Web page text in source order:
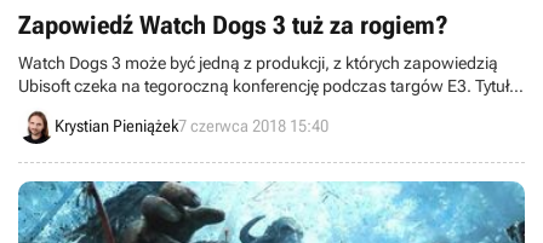
Zapowiedź Watch Dogs 3 tuż za rogiem?
Watch Dogs 3 może być jedną z produkcji, z których zapowiedzią
Ubisoft czeka na tegoroczną konferencję podczas targów E3. Tytuł
znalazł się w ofercie jednego z austriackich sklepów, a jego premiera
ma się podobno odbyć jeszcze w tym roku.
Krystian Pieniążek7 czerwca 2018 15:40